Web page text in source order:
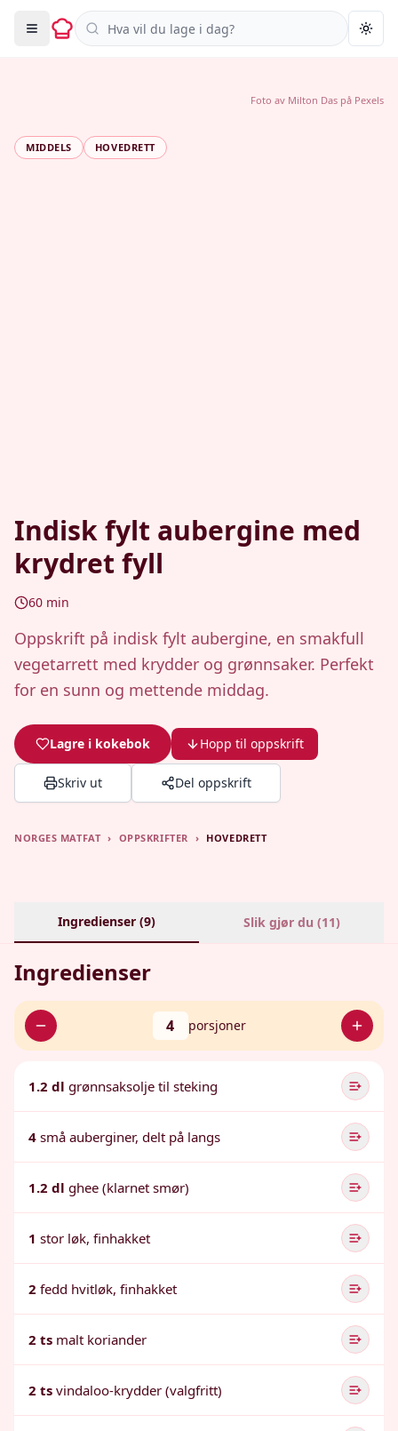
Søk i oppskrifter
MIDDELS HOVEDRETT
Indisk fylt aubergine med
krydret fyll
60 min
Oppskrift på indisk fylt aubergine, en smakfull
vegetarrett med krydder og grønnsaker. Perfekt
for en sunn og mettende middag.
Lagre i kokebok Hopp til oppskrift
Skriv ut Del oppskrift
Foto av Milton Das på Pexels
NORGES MATFAT › OPPSKRIFTER › HOVEDRETT
Ingredienser (9) Slik gjør du (11)
Ingredienser
4 porsjoner
1.2 dl grønnsaksolje til steking
4 små auberginer, delt på langs
1.2 dl ghee (klarnet smør)
1 stor løk, finhakket
2 fedd hvitløk, finhakket
2 ts malt koriander
2 ts vindaloo-krydder (valgfritt)